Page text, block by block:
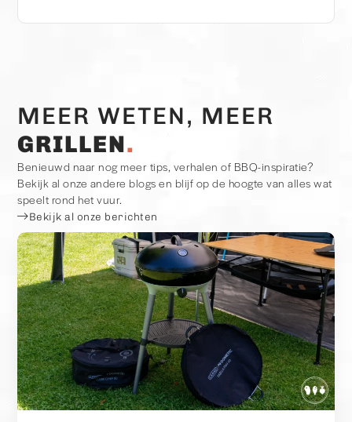
MEER WETEN, MEER
GRILLEN
Benieuwd naar nog meer tips, verhalen of BBQ-inspiratie?
Bekijk al onze andere blogs en blijf op de hoogte van alles wat
speelt rond het vuur.
Bekijk al onze berichten